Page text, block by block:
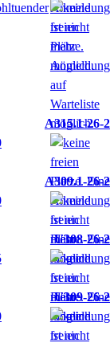
A315.1-26-2
A309.1-26-2
U308-26-2
U309-26-2